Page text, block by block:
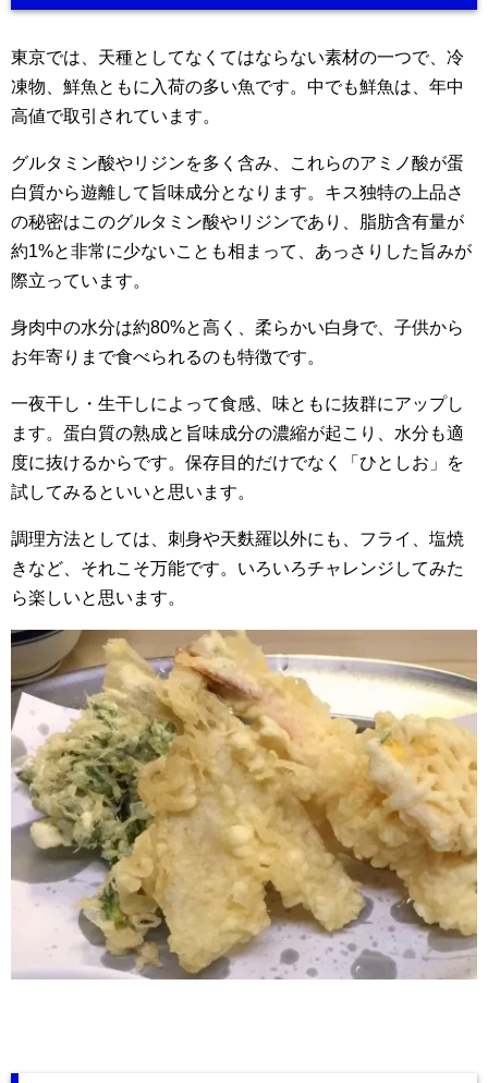
東京では、天種としてなくてはならない素材の一つで、冷
凍物、鮮魚ともに入荷の多い魚です。中でも鮮魚は、年中
高値で取引されています。
グルタミン酸やリジンを多く含み、これらのアミノ酸が蛋
白質から遊離して旨味成分となります。キス独特の上品さ
の秘密はこのグルタミン酸やリジンであり、脂肪含有量が
約1%と非常に少ないことも相まって、あっさりした旨みが
際立っています。
身肉中の水分は約80%と高く、柔らかい白身で、子供から
お年寄りまで食べられるのも特徴です。
一夜干し・生干しによって食感、味ともに抜群にアップし
ます。蛋白質の熟成と旨味成分の濃縮が起こり、水分も適
度に抜けるからです。保存目的だけでなく「ひとしお」を
試してみるといいと思います。
調理方法としては、刺身や天麩羅以外にも、フライ、塩焼
きなど、それこそ万能です。いろいろチャレンジしてみた
ら楽しいと思います。